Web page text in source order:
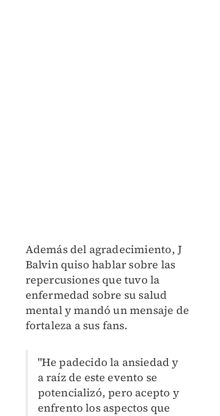
Además del agradecimiento, J
Balvin quiso hablar sobre las
repercusiones que tuvo la
enfermedad sobre su salud
mental y mandó un mensaje de
fortaleza a sus fans.
"He padecido la ansiedad y
a raíz de este evento se
potencializó, pero acepto y
enfrento los aspectos que